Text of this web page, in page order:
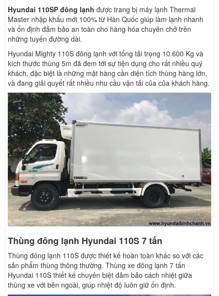
Hyundai 110SP đông lạnh được trang bị máy lạnh Thermal
Master nhập khẩu mới 100% từ Hàn Quốc giúp làm lạnh nhanh
và ổn định đảm bảo an toàn cho hàng hóa chuyên chở trên
những tuyến đường dài.
Hyundai Mighty 110S đông lạnh với tổng tải trọng 10.600 Kg và
kích thước thùng 5m đã đem tới sự tiện dụng cho rất nhiều quý
khách, đặc biệt là những mặt hàng cần diện tích thùng hàng lớn,
và đang giải quyết rất nhiều nhu cầu vận tải của của khách hàng.
Thùng đông lạnh Hyundai 110S 7 tấn
Thùng đông lạnh 110S được thiết kế hoàn toàn khác so với các
sản phẩm thùng thông thường. Thùng xe đông lạnh 7 tấn
Hyundai 110S thiết kế chuyên biệt đảm bảo cách nhiệt giữa
thùng xe với bên ngoài, giúp nhiệt độ luôn giữ ổn định.